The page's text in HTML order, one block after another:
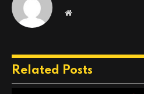
Website
Related Posts